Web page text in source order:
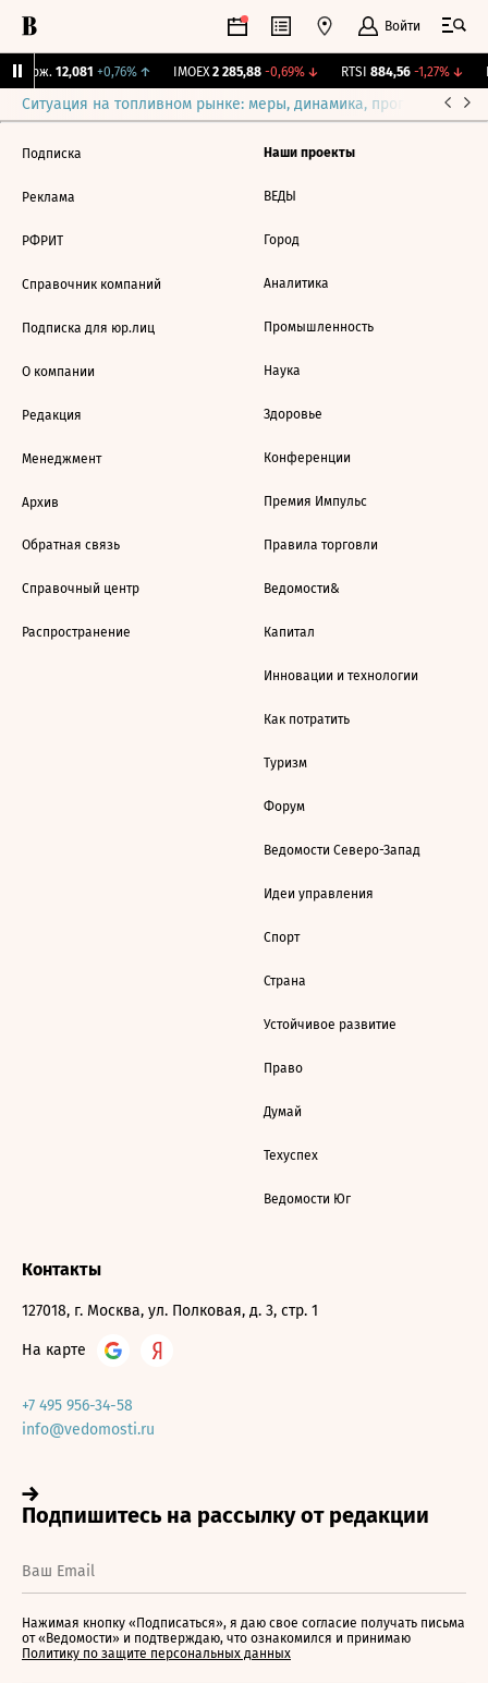
Войти
Бирж. 12,081 +0,76%↑ IMOEX 2 285,88 -0,69%↓ RTSI 884,56 -1,27%↓
Ситуация на топливном рынке: меры, динамика, прогнозы
Подписка
Реклама
РФРИТ
Справочник компаний
Подписка для юр.лиц
О компании
Редакция
Менеджмент
Архив
Обратная связь
Справочный центр
Распространение
Наши проекты
ВЕДЫ
Город
Аналитика
Промышленность
Наука
Здоровье
Конференции
Премия Импульс
Правила торговли
Ведомости&
Капитал
Инновации и технологии
Как потратить
Туризм
Форум
Ведомости Северо-Запад
Идеи управления
Спорт
Страна
Устойчивое развитие
Право
Думай
Техуспех
Ведомости Юг
Контакты
127018, г. Москва, ул. Полковая, д. 3, стр. 1
На карте
+7 495 956-34-58
info@vedomosti.ru
Нажимая кнопку «Подписаться», я даю свое согласие получать письма
от «Ведомости» и подтверждаю, что ознакомился и принимаю
Политику по защите персональных данных